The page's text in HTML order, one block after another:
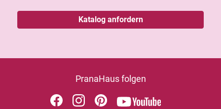
Katalog anfordern
PranaHaus folgen